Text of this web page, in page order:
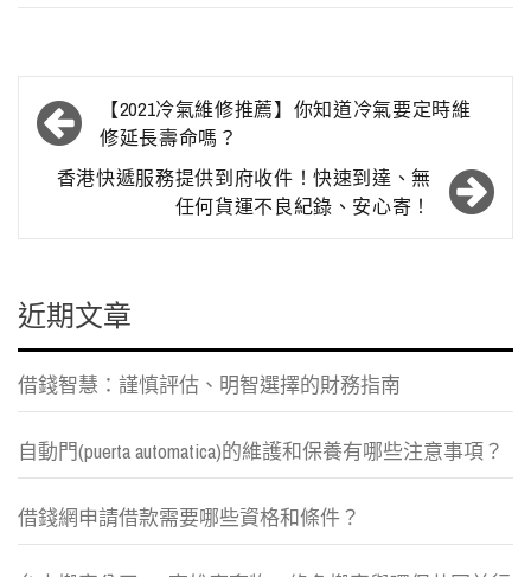
文
章
導
【2021冷氣維修推薦】你知道冷氣要定時維
修延長壽命嗎？
香港快遞服務提供到府收件！快速到達、無
任何貨運不良紀錄、安心寄！
近期文章
借錢智慧：謹慎評估、明智選擇的財務指南
自動門(puerta automatica)的維護和保養有哪些注意事項？
借錢網申請借款需要哪些資格和條件？